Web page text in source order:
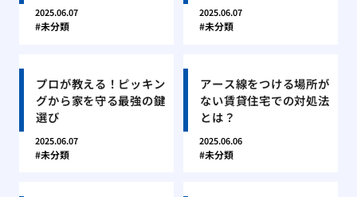
2025.06.07
未分類
2025.06.07
未分類
プロが教える！ピッキン
グから家を守る最強の鍵
選び
2025.06.07
未分類
アース線をつける場所が
ない賃貸住宅での対処法
とは？
2025.06.06
未分類